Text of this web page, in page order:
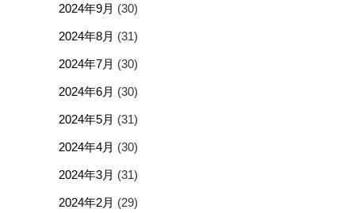
2024年9月 (30)
2024年8月 (31)
2024年7月 (30)
2024年6月 (30)
2024年5月 (31)
2024年4月 (30)
2024年3月 (31)
2024年2月 (29)